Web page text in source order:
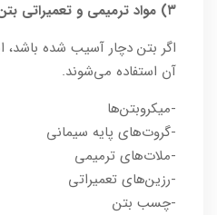
۳) مواد ترمیمی و تعمیراتی بتن
اگر بتن دچار آسیب شده باشد،
آن استفاده می‌شوند.
-میکروبتن‌ها
-گروت‌های پایه سیمانی
-ملات‌های ترمیمی
-رزین‌های تعمیراتی
-چسب بتن